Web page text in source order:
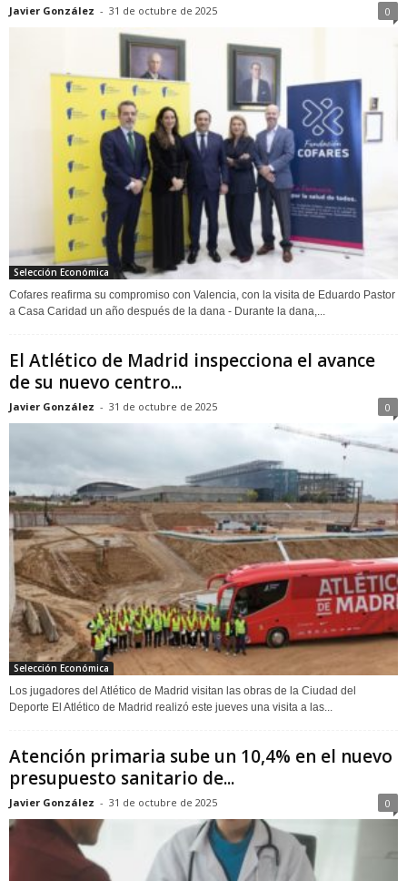
Javier González - 31 de octubre de 2025 0
Selección Económica
Cofares reafirma su compromiso con Valencia, con la visita de Eduardo Pastor
a Casa Caridad un año después de la dana - Durante la dana,...
El Atlético de Madrid inspecciona el avance
de su nuevo centro...
Javier González - 31 de octubre de 2025 0
Selección Económica
Los jugadores del Atlético de Madrid visitan las obras de la Ciudad del
Deporte El Atlético de Madrid realizó este jueves una visita a las...
Atención primaria sube un 10,4% en el nuevo
presupuesto sanitario de...
Javier González - 31 de octubre de 2025 0